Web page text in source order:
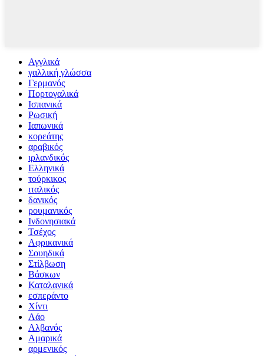
Αγγλικά
γαλλική γλώσσα
Γερμανός
Πορτογαλικά
Ισπανικά
Ρωσική
Ιαπωνικά
κορεάτης
αραβικός
ιρλανδικός
Ελληνικά
τούρκικος
ιταλικός
δανικός
ρουμανικός
Ινδονησιακά
Τσέχος
Αφρικανικά
Σουηδικά
Στίλβωση
Βάσκων
Καταλανικά
εσπεράντο
Χίντι
Λάο
Αλβανός
Αμαρικά
αρμενικός